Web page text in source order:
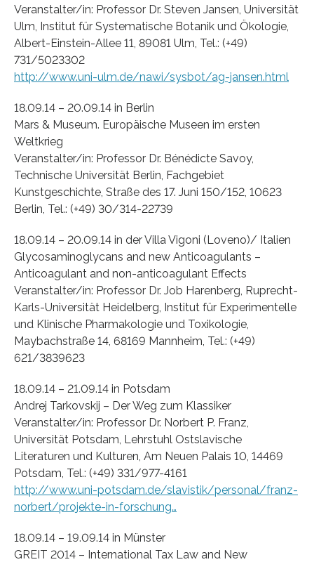
Veranstalter/in: Professor Dr. Steven Jansen, Universität
Ulm, Institut für Systematische Botanik und Ökologie,
Albert-Einstein-Allee 11, 89081 Ulm, Tel.: (+49)
731/5023302
http://www.uni-ulm.de/nawi/sysbot/ag-jansen.html
18.09.14 – 20.09.14 in Berlin
Mars & Museum. Europäische Museen im ersten
Weltkrieg
Veranstalter/in: Professor Dr. Bénédicte Savoy,
Technische Universität Berlin, Fachgebiet
Kunstgeschichte, Straße des 17. Juni 150/152, 10623
Berlin, Tel.: (+49) 30/314-22739
18.09.14 – 20.09.14 in der Villa Vigoni (Loveno)/ Italien
Glycosaminoglycans and new Anticoagulants –
Anticoagulant and non-anticoagulant Effects
Veranstalter/in: Professor Dr. Job Harenberg, Ruprecht-
Karls-Universität Heidelberg, Institut für Experimentelle
und Klinische Pharmakologie und Toxikologie,
Maybachstraße 14, 68169 Mannheim, Tel.: (+49)
621/3839623
18.09.14 – 21.09.14 in Potsdam
Andrej Tarkovskij – Der Weg zum Klassiker
Veranstalter/in: Professor Dr. Norbert P. Franz,
Universität Potsdam, Lehrstuhl Ostslavische
Literaturen und Kulturen, Am Neuen Palais 10, 14469
Potsdam, Tel.: (+49) 331/977-4161
http://www.uni-potsdam.de/slavistik/personal/franz-
norbert/projekte-in-forschung…
18.09.14 – 19.09.14 in Münster
GREIT 2014 – International Tax Law and New